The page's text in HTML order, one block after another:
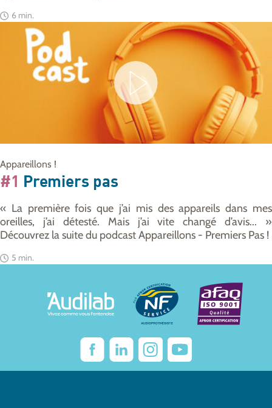
6 min.
Appareillons !
#1 Premiers pas
« La première fois que j’ai mis des appareils dans mes
oreilles, j’ai détesté. Mais j’ai vite changé d’avis... »
Découvrez la suite du podcast Appareillons - Premiers Pas !
5 min.